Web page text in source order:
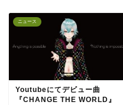
ニュース
Youtubeにてデビュー曲
『CHANGE THE WORLD』